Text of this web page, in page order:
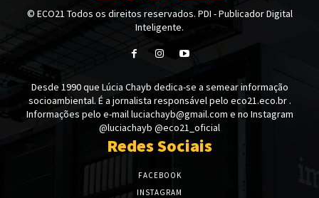
© ECO21 Todos os direitos reservados. PDI - Publicador Digital
Inteligente.
Desde 1990 que Lúcia Chayb dedica-se a semear informação
socioambiental. É a jornalista responsável pelo eco21.eco.br .
Informações pelo e-mail luciachayb@gmail.com e no Instagram
@luciachayb @eco21_oficial
Redes Sociais
FACEBOOK
INSTAGRAM